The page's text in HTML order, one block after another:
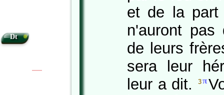
et de la
n'auront pas
de leurs
sera leur
leur a dit.
3π
Dt •